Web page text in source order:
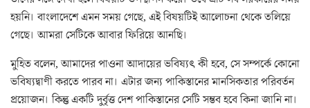
হয়নি। বাংলাদেশে এমন সময় গেছে, এই বিষয়টিই আলোচনা থেকে তলিয়ে
গেছে। আমরা সেটিকে আবার ফিরিয়ে আনছি।
মুহিত বলেন, আমাদের পাওনা আদায়ের ভবিষ্যৎ কী হবে, সে সম্পর্কে কোনো
ভবিষ্যদ্বাণী করতে পারব না। এটার জন্য পাকিস্তানের মানসিকতার পরিবর্তন
প্রয়োজন। কিন্তু একটি দুর্বৃত্ত দেশ পাকিস্তানের সেটি সম্ভব হবে কিনা জানি না।